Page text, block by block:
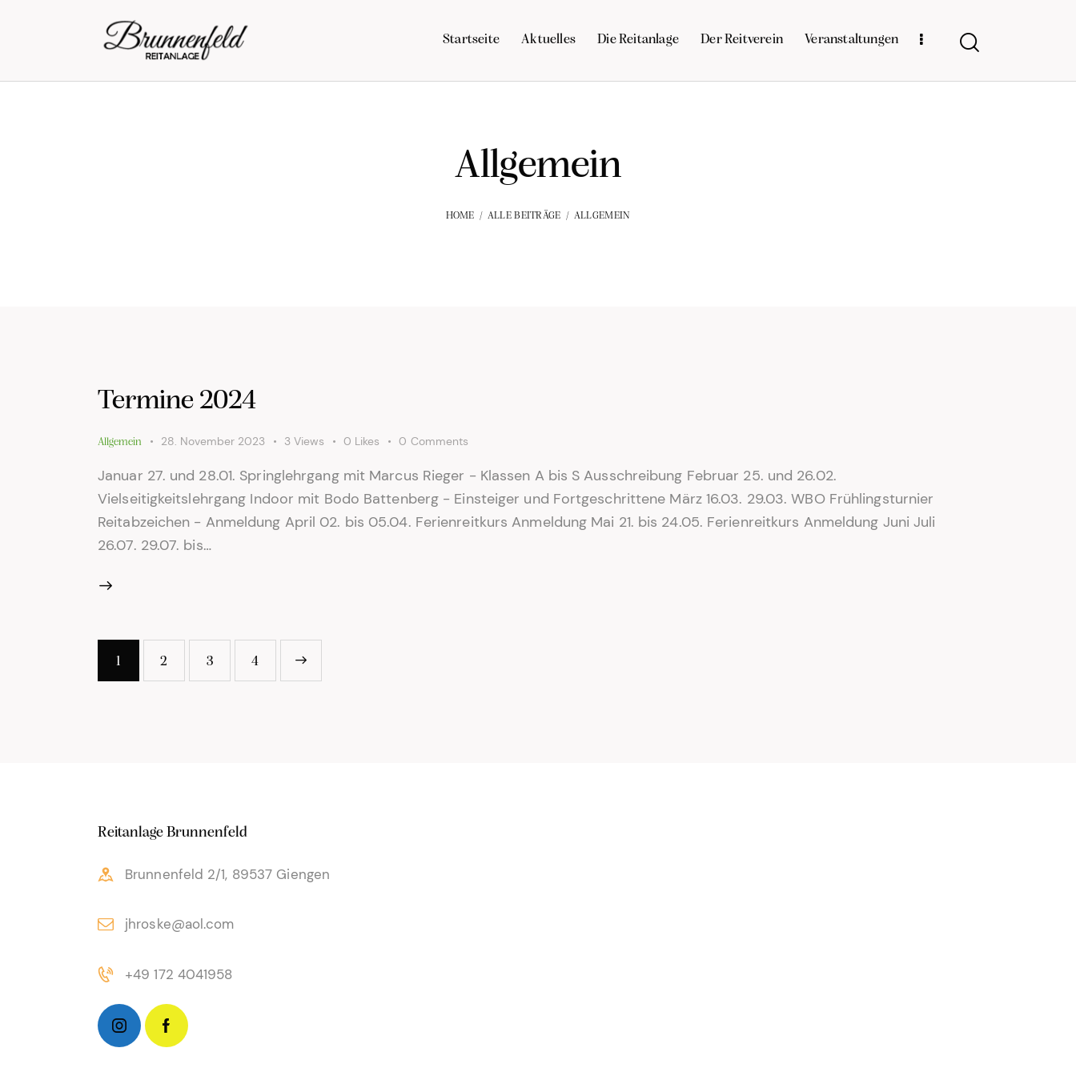
Startseite Aktuelles Die Reitanlage Der Reitverein Veranstaltungen
Allgemein
HOME ALLE BEITRÄGE ALLGEMEIN
Termine 2024
Allgemein 28. November 2023 3 Views 0 Likes 0 Comments
Januar 27. und 28.01. Springlehrgang mit Marcus Rieger - Klassen A bis S Ausschreibung Februar 25. und 26.02.
Vielseitigkeitslehrgang Indoor mit Bodo Battenberg - Einsteiger und Fortgeschrittene März 16.03. 29.03. WBO Frühlingsturnier
Reitabzeichen - Anmeldung April 02. bis 05.04. Ferienreitkurs Anmeldung Mai 21. bis 24.05. Ferienreitkurs Anmeldung Juni Juli
26.07. 29.07. bis…
Seitennummerierung
der
Page
1 Page
2 Page
3 Page
4
Reitanlage Brunnenfeld
Brunnenfeld 2/1, 89537 Giengen
jhroske@aol.com
+49 172 4041958